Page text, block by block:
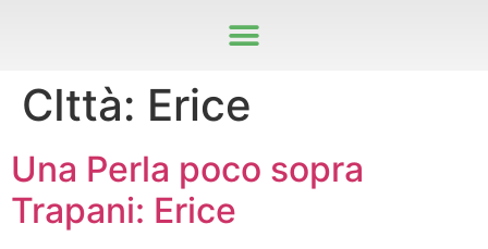
CIttà: Erice
Una Perla poco sopra
Trapani: Erice